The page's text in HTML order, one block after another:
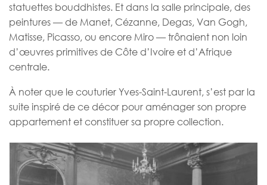
statuettes bouddhistes. Et dans la salle principale, des
peintures — de Manet, Cézanne, Degas, Van Gogh,
Matisse, Picasso, ou encore Miro — trônaient non loin
d’œuvres primitives de Côte d’Ivoire et d’Afrique
centrale.
À noter que le couturier Yves-Saint-Laurent, s’est par la
suite inspiré de ce décor pour aménager son propre
appartement et constituer sa propre collection.